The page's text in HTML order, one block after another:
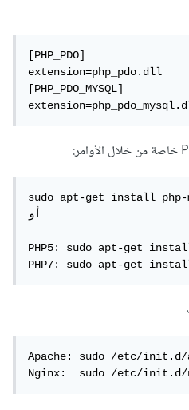
[PHP_PDO]
extension=php_pdo.dll
[PHP_PDO_MYSQL]
sudo apt-get install php-
أو
PHP5: sudo apt-get
PHP7: sudo apt-get
Apache: sudo /etc/init.d/
Nginx:  sudo /etc/